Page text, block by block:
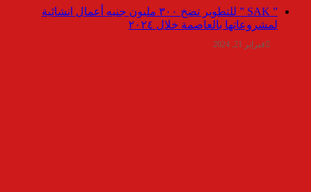
” SAK ” للتطوير تضخ ٣٠٠ مليون جنيه أعمال انشائية
لمشروعاتها بالعاصمة خلال ٢٠٢٤
فبراير 21, 2024